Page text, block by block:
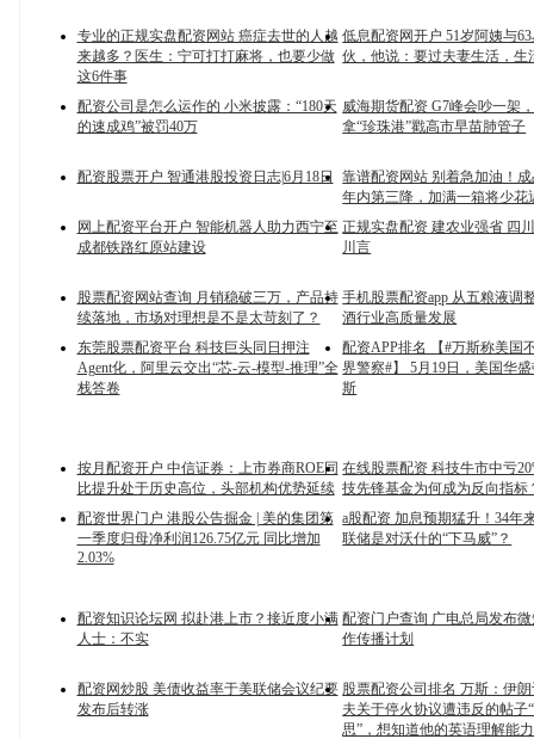
专业的正规实盘配资网站 癌症去世的人越
来越多？医生：宁可打打麻将，也要少做
这6件事
低息配资网开户 51岁阿姨与
伙，他说：要过夫妻生活，
配资公司是怎么运作的 小米披露：“180天
的速成鸡”被罚40万
威海期货配资 G7峰会吵一架
拿“珍珠港”戳高市早苗肺管子
配资股票开户 智通港股投资日志|6月18日
靠谱配资网站 别着急加油！
年内第三降，加满一箱将少花
网上配资平台开户 智能机器人助力西宁至
成都铁路红原站建设
正规实盘配资 建农业强省 四
川言
股票配资网站查询 月销稳破三万，产品持
续落地，市场对理想是不是太苛刻了？
手机股票配资app 从五粮液调
酒行业高质量发展
东莞股票配资平台 科技巨头同日押注
Agent化，阿里云交出“芯-云-模型-推理”全
栈答卷
配资APP排名 【#万斯称美国
界警察#】 5月19日，美国华
斯
按月配资开户 中信证券：上市券商ROE同
比提升处于历史高位，头部机构优势延续
在线股票配资 科技牛市中亏
技先锋基金为何成为反向指标
配资世界门户 港股公告掘金 | 美的集团第
一季度归母净利润126.75亿元 同比增加
2.03%
a股配资 加息预期猛升！34年
联储是对沃什的“下马威”？
配资知识论坛网 拟赴港上市？接近度小满
人士：不实
配资门户查询 广电总局发布
作传播计划
配资网炒股 美债收益率于美联储会议纪要
发布后转涨
股票配资公司排名 万斯：伊
夫关于停火协议遭违反的帖子
思”，想知道他的英语理解能力